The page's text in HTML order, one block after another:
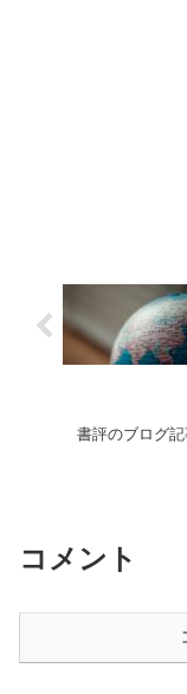
書評のブログ
コメント